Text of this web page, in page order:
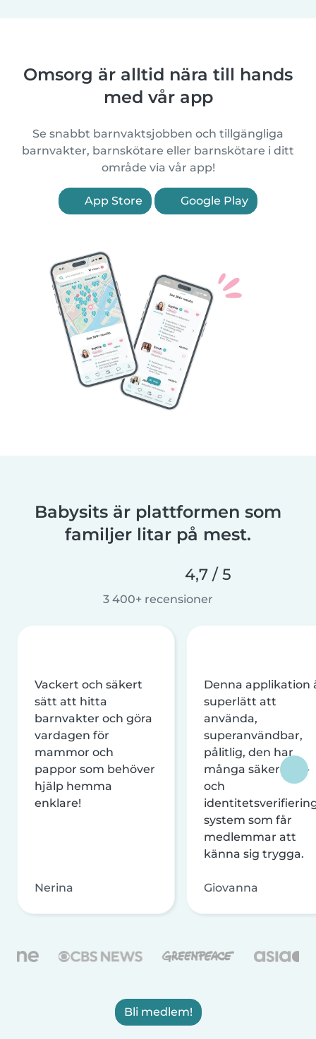
Omsorg är alltid nära till hands
med vår app
Se snabbt barnvaktsjobben och tillgängliga
barnvakter, barnskötare eller barnskötare i ditt
område via vår app!
App Store Google Play
Babysits är plattformen som
familjer litar på mest.
4,7 / 5
3 400+ recensioner
Vackert och säkert
sätt att hitta
barnvakter och göra
vardagen för
mammor och
pappor som behöver
hjälp hemma
enklare!
Nerina
Denna applikation
superlätt att
använda,
superanvändbar,
pålitlig, den har
många säkerhets-
och
system som får
medlemmar att
känna sig trygga.
Giovanna
Bli medlem!